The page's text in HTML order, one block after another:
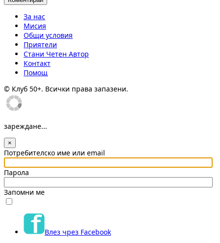
За нас
Мисия
Общи условия
Приятели
Стани Четен Автор
Контакт
Помощ
© Клуб 50+. Всички права запазени.
зареждане...
×
Потребителско име или email
Парола
Запомни ме
Влез чрез Facebook